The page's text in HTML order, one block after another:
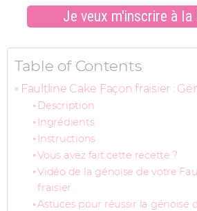
Table of Contents
Faultline Cake Façon fraisier :
Description
Ingrédients
Instructions
Vous avez fait cette recette ?
Vidéo de la génoise de votre
fraisier
Astuces pour réussir la génoise